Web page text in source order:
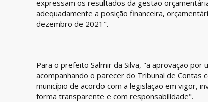
expressam os resultados da gestão
adequadamente a posição financeira,
dezembro de 2021".
Para o prefeito Salmir da Silva, "a aprovação por
acompanhando o parecer do Tribunal de
município de acordo com a legislação em vigor,
forma transparente e com responsabilidade".